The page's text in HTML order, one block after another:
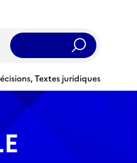
Rechercher
Textes juridiques